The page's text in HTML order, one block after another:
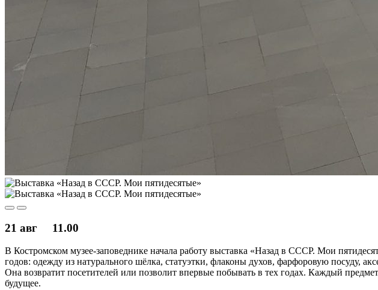
21 авг 11.00
В Костромском музее-заповеднике начала работу выставка «Назад в СССР. Мои
годов: одежду из натурального шёлка, статуэтки, флаконы духов, фарфоровую посуду,
Она возвратит посетителей или позволит впервые побывать в тех годах. Каждый
будущее.